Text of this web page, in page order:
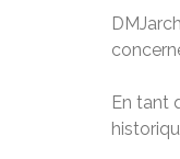
En tant